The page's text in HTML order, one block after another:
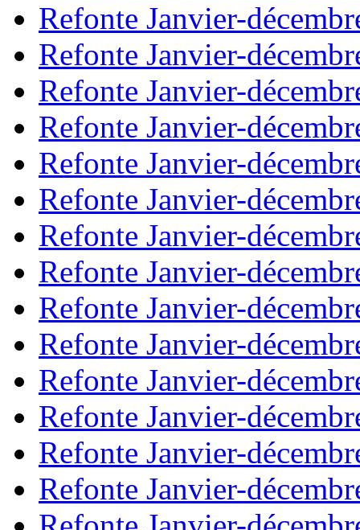
Refonte Janvier-
Refonte Janvier-
Refonte Janvier-
Refonte Janvier-
Refonte Janvier-
Refonte Janvier-
Refonte Janvier-
Refonte Janvier-
Refonte Janvier-
Refonte Janvier-
Refonte Janvier-
Refonte Janvier-
Refonte Janvier-
Refonte Janvier-